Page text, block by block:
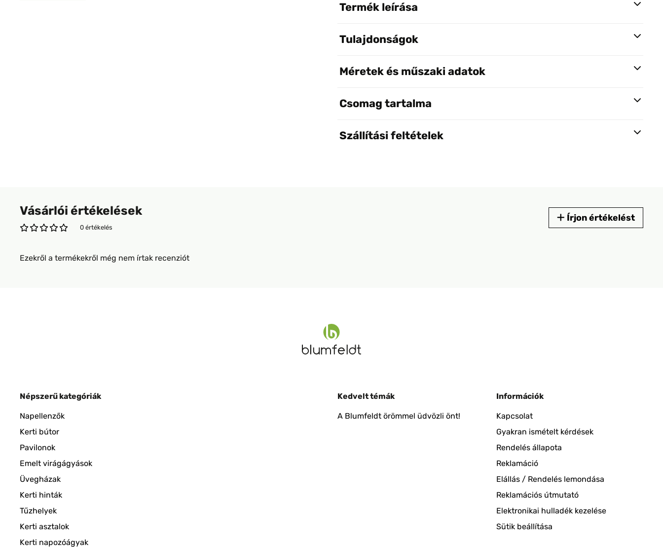
Termék leírása
Tulajdonságok
Méretek és műszaki adatok
Csomag tartalma
Szállítási feltételek
Vásárlói értékelések
0 értékelés
Írjon értékelést
Ezekről a termékekről még nem írtak recenziót
Népszerű kategóriák
Napellenzők
Kerti bútor
Pavilonok
Emelt virágágyások
Üvegházak
Kerti hinták
Tűzhelyek
Kerti asztalok
Kerti napozóágyak
Kedvelt témák
A Blumfeldt örömmel üdvözli önt!
Információk
Kapcsolat
Gyakran ismételt kérdések
Rendelés állapota
Reklamáció
Elállás / Rendelés lemondása
Reklamációs útmutató
Elektronikai hulladék kezelése
Sütik beállítása